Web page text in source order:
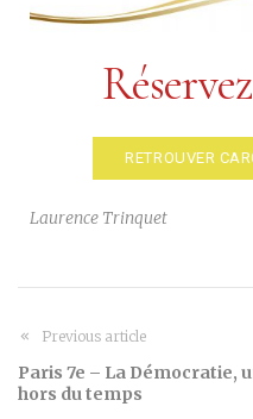
RETROUVER
Laurence Trinquet
Previous article
Paris 7e – La Démocratie,
hors du temps